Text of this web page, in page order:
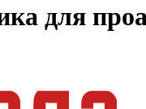
для